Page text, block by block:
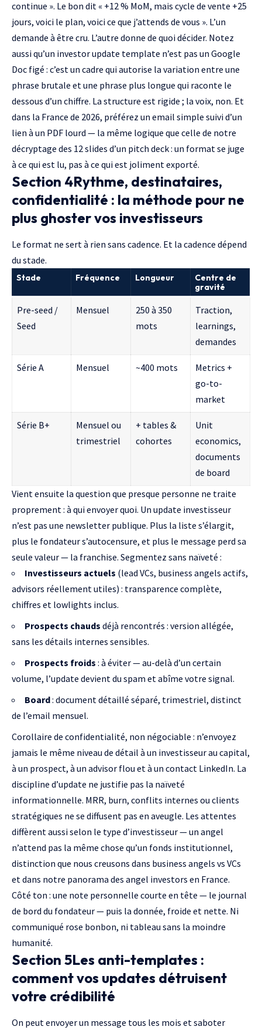
continue ». Le bon dit « +12 % MoM, mais cycle de vente +25
jours, voici le plan, voici ce que j’attends de vous ». L’un
demande à être cru. L’autre donne de quoi décider. Notez
aussi qu’un investor update template n’est pas un Google
Doc figé : c’est un cadre qui autorise la variation entre une
phrase brutale et une phrase plus longue qui raconte le
dessous d’un chiffre. La structure est rigide ; la voix, non. Et
dans la France de 2026, préférez un email simple suivi d’un
lien à un PDF lourd — la même logique que celle de notre
décryptage des 12 slides d’un pitch deck: un format se juge
à ce qui est lu, pas à ce qui est joliment exporté.
Section 4Rythme, destinataires,
confidentialité : la méthode pour ne
plus ghoster vos investisseurs
Le format ne sert à rien sans cadence. Et la cadence dépend
du stade.
Stade Fréquence Longueur
Centre de
gravité
Pre-seed /
Seed
Mensuel
250 à 350
mots
Traction,
learnings,
demandes
Série A Mensuel ~400 mots
Metrics +
go-to-
market
Série B+
Mensuel ou
trimestriel
+ tables &
cohortes
Unit
economics,
documents
de board
Vient ensuite la question que presque personne ne traite
proprement : à qui envoyer quoi. Un update investisseur
n’est pas une newsletter publique. Plus la liste s’élargit,
plus le fondateur s’autocensure, et plus le message perd sa
seule valeur — la franchise. Segmentez sans naïveté :
Investisseurs actuels (lead VCs, business angels actifs,
advisors réellement utiles) : transparence complète,
chiffres et lowlights inclus.
Prospects chauds déjà rencontrés : version allégée,
sans les détails internes sensibles.
Prospects froids : à éviter — au-delà d’un certain
volume, l’update devient du spam et abîme votre signal.
Board: document détaillé séparé, trimestriel, distinct
de l’email mensuel.
Corollaire de confidentialité, non négociable : n’envoyez
jamais le même niveau de détail à un investisseur au capital,
à un prospect, à un advisor flou et à un contact LinkedIn. La
discipline d’update ne justifie pas la naïveté
informationnelle. MRR, burn, conflits internes ou clients
stratégiques ne se diffusent pas en aveugle. Les attentes
diffèrent aussi selon le type d’investisseur — un angel
n’attend pas la même chose qu’un fonds institutionnel,
distinction que nous creusons dans business angels vs VCs
et dans notre panorama des angel investors en France.
Côté ton : une note personnelle courte en tête — le journal
de bord du fondateur — puis la donnée, froide et nette. Ni
communiqué rose bonbon, ni tableau sans la moindre
humanité.
Section 5Les anti-templates :
comment vos updates détruisent
votre crédibilité
On peut envoyer un message tous les mois et saboter